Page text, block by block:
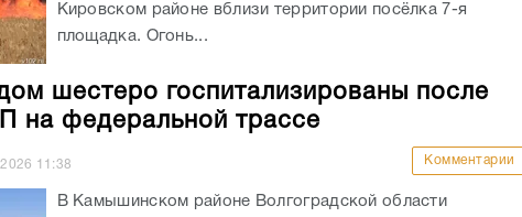
Кировском районе вблизи территории посёлка 7-я
площадка. Огонь...
шестеро госпитализированы после
на федеральной трассе
11:38 Комментарии
В Камышинском районе Волгоградской области